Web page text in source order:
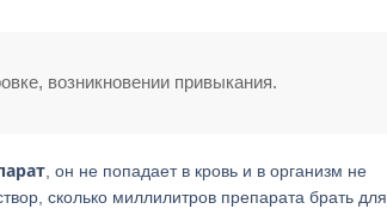
возникновении привыкания.
, он не попадает в кровь и в организм не
сколько миллилитров препарата брать для